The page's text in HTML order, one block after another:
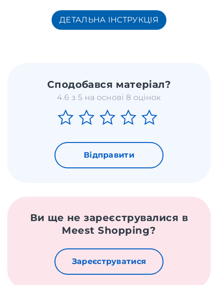
ДЕТАЛЬНА ІНСТРУКЦІЯ
Сподобався матеріал?
4.6 з 5 на основі 8 оцінок
Відправити
Ви ще не зареєструвалися в
Meest Shopping?
Зареєструватися